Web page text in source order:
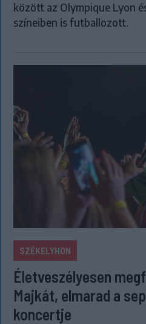
között az Olympique Lyon
színeiben is futballozott.
SZÉKELYHON
Életveszélyesen
Majkát, elmarad a
koncertje